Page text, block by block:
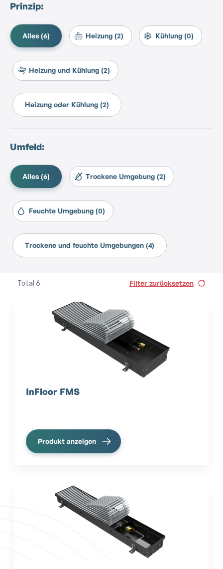
Prinzip:
Alles (6) Heizung (2) Kühlung (0)
Heizung und Kühlung (2)
Heizung oder Kühlung (2)
Umfeld:
Alles (6) Trockene Umgebung (2)
Feuchte Umgebung (0)
Trockene und feuchte Umgebungen (4)
Total 6 Filter zurücksetzen
InFloor FMS
Produkt anzeigen